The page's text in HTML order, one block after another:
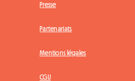
Presse
Partenariats
Mentions légales
CGU